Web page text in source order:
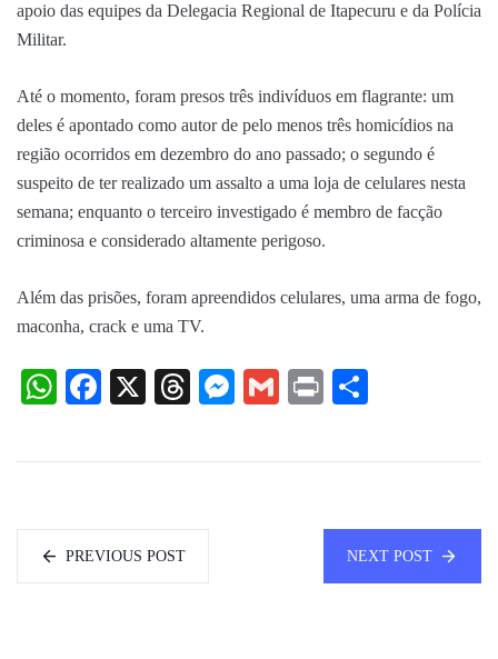
apoio das equipes da Delegacia Regional de Itapecuru e da Polícia
Militar.
Até o momento, foram presos três indivíduos em flagrante: um
deles é apontado como autor de pelo menos três homicídios na
região ocorridos em dezembro do ano passado; o segundo é
suspeito de ter realizado um assalto a uma loja de celulares nesta
semana; enquanto o terceiro investigado é membro de facção
criminosa e considerado altamente perigoso.
Além das prisões, foram apreendidos celulares, uma arma de fogo,
maconha, crack e uma TV.
WhatsApp
Facebook
X Threads
Messenger
Gmail
Print
PREVIOUS POST NEXT POST